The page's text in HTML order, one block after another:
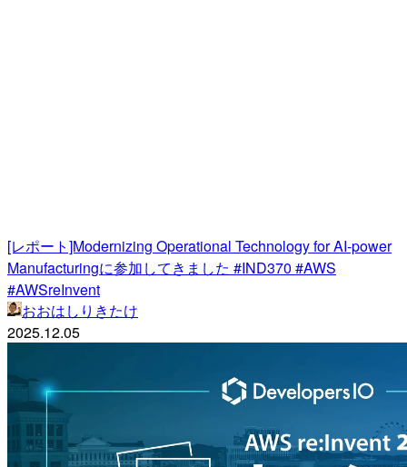
[レポート]Modernizing Operational Technology for AI-power
Manufacturingに参加してきました #IND370 #AWS
#AWSreInvent
おおはしりきたけ
2025.12.05